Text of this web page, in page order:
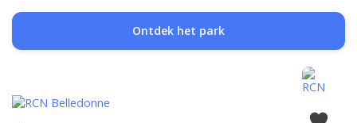
Ontdek het park